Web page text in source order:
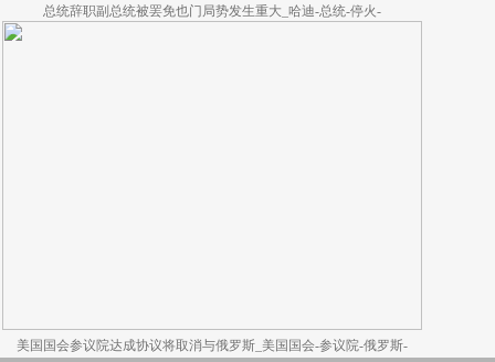
总统辞职副总统被罢免也门局势发生重大_哈迪-总统-停火-
美国国会参议院达成协议将取消与俄罗斯_美国国会-参议院-俄罗斯-